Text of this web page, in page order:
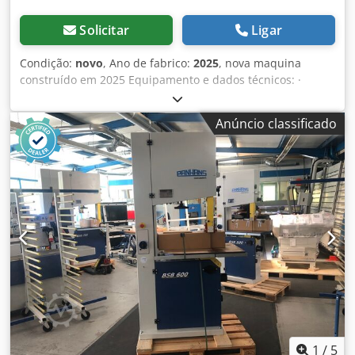
Solicitar Ligar
Condição: novo, Ano de fabrico: 2025, nova maquina
construído em 2025 Equipamento e dados técnicos: ·
Diâmetro da roda: 600 mm · Velocidade da correia: 1550
m/min Altura de corte: 400 mm · Largura de corte: 580 mm
· Comprimento máximo da lâmina: 4735 mm · Largura da
lâmina de serra mín. / máx.: 15 mm / 30 mm · Opcional
para cobertura especial largura da lâmina de serra mín. /
máx.: 8 mm / 25 mm · Tamanho da mesa: 810 x 590 mm ·
Altura da mesa: 920 mm · Bocal extrator: 2 x Ø 100 mm ·
Potência do motor: 2,2 kW / 3 HP · Voltagem: 400 V / 50 Hz ·
Cor: RAL 7035 cinza claro e RAL 5000 azul violeta · Peso
líquido: aprox. 275 kg DESCRIÇÃO TÉCNICA · Sólida
engenharia mecânica alemã Cedpfovymg Ejx Al Dsha ·
Suporte da máquina em construção de aço soldado de
câmara dupla, elegante e moderno, sem torção · Portas
superiores e inferiores protegidas por fins de curso · Guia
de lâmina de serra de fita de precisão superior e inferior
APA 2, tamanho. 2 · Mesa de ferro fundido finamente
Anúncio classificado
1 / 5